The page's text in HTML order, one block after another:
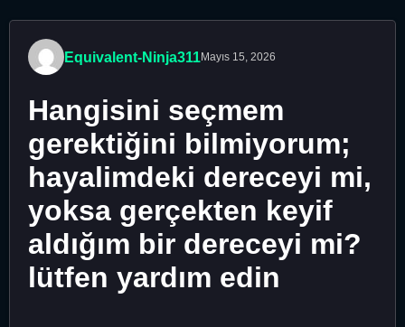
Equivalent-Ninja311Mayıs 15, 2026
Hangisini seçmem
gerektiğini bilmiyorum;
hayalimdeki dereceyi mi,
yoksa gerçekten keyif
aldığım bir dereceyi mi?
lütfen yardım edin